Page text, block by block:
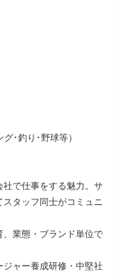
･釣り･野球等）
で仕事をする魅力。サ
タッフ同士がコミュニ
業態・ブランド単位で
ャー養成研修・中堅社